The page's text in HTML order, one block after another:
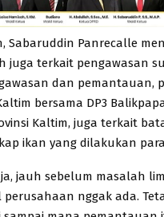
Sabaruddin Panrecalle
juga terkait pengawasan
dan pemantauan,
bersama DP3
Kaltim, juga terkait
ikan yang dilakukan
jauh sebelum masalah
nggak ada.